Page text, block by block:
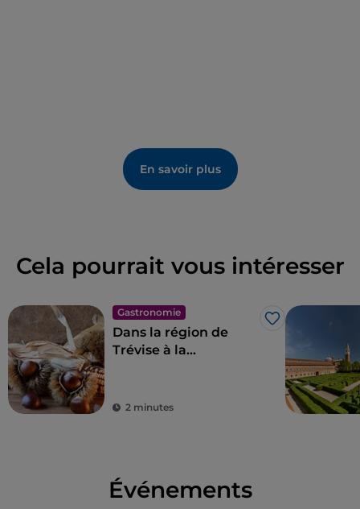
En savoir plus
Cela pourrait vous intéresser
Gastronomie
J’aime
Dans la région de
Trévise à la
Monfenera IGP
2 minutes
Événements